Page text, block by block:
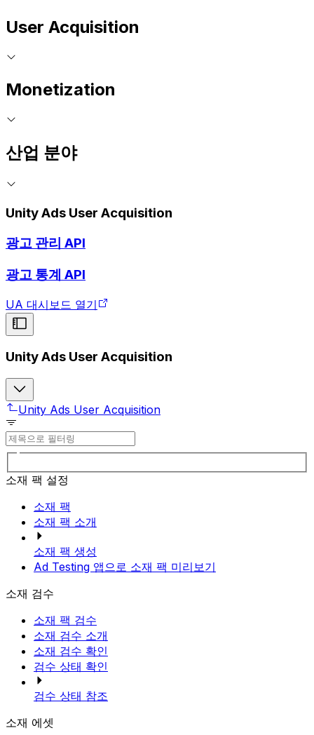
User Acquisition
Monetization
산업 분야
Unity Ads User Acquisition
광고 관리 API
광고 통계 API
UA 대시보드 열기
Unity Ads User Acquisition
Unity Ads User Acquisition
소재 팩 설정
소재 팩
소재 팩 소개
소재 팩 생성
Ad Testing 앱으로 소재 팩 미리보기
소재 검수
소재 팩 검수
소재 검수 소개
소재 검수 확인
검수 상태 확인
검수 상태 참조
소재 에셋